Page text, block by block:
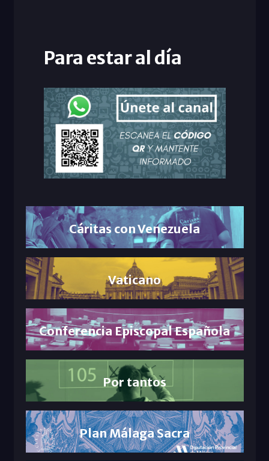
Para estar al día
Cáritas con Venezuela
Vaticano
Conferencia Episcopal Española
Por tantos
Plan Málaga Sacra